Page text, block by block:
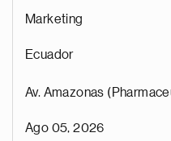
Marketing
Ecuador
Av. Amazonas
Ago 05, 2026